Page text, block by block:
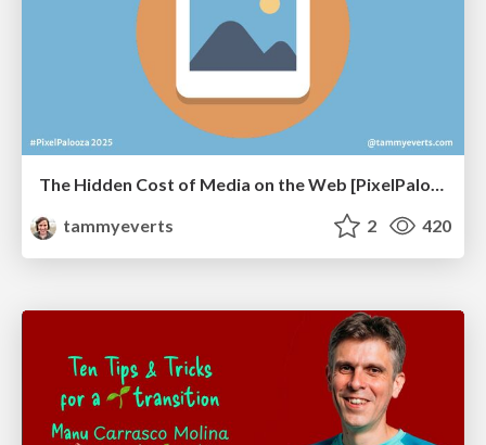
The Hidden Cost of Media on the Web [PixelPalooza 2025]
tammyeverts
2 420